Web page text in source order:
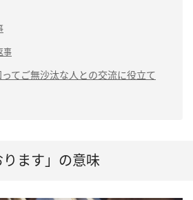
事
てご無沙汰な人との交流に役立て
ります」の意味